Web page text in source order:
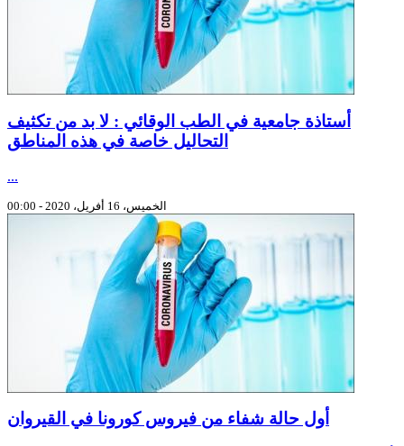
أستاذة جامعية في الطب الوقائي : لا بد من تكثيف
التحاليل خاصة في هذه المناطق
...
الخميس، 16 أفريل، 2020 - 00:00
أول حالة شفاء من فيروس كورونا في القيروان